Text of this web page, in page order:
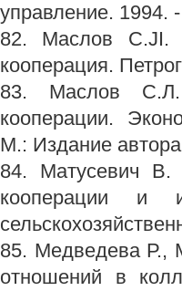
управление. 1994.
82. Маслов С.JI.
кооперация.
83. Маслов С.Л.
кооперации.
М.: Издание
84. Матусевич В.
кооперации
85. Медведева Р.,
отношений в